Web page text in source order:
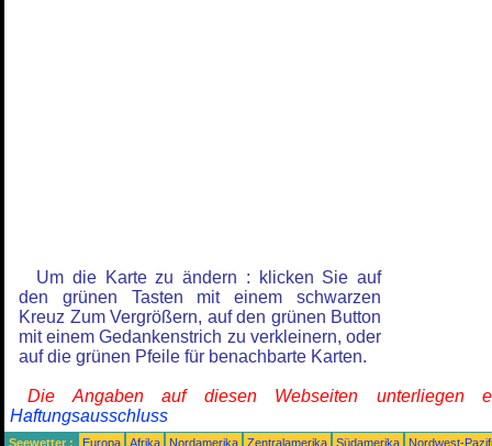
Um die Karte zu ändern : klicken Sie auf
den grünen Tasten mit einem schwarzen
Kreuz Zum Vergrößern, auf den grünen Button
mit einem Gedankenstrich zu verkleinern, oder
auf die grünen Pfeile für benachbarte Karten.
Die Angaben auf diesen Webseiten unterliegen
Haftungsausschluss
Seewetter : Europa Afrika Nordamerika Zentralamerika Südamerika
Nordwest-